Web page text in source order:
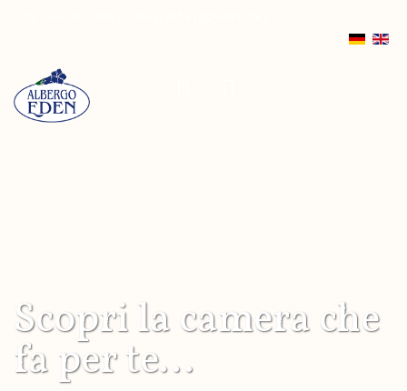
Scopri la camera che
fa per te...